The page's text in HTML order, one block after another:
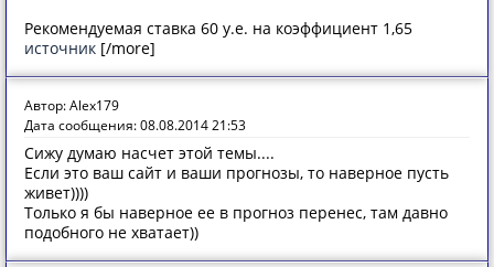
Рекомендуемая ставка 60 у.е. на коэффициент 1,65
источник [/more]
Автор: Alex179
Дата сообщения: 08.08.2014 21:53
Сижу думаю насчет этой темы....
Если это ваш сайт и ваши прогнозы, то наверное пусть
живет))))
Только я бы наверное ее в прогноз перенес, там давно
подобного не хватает))